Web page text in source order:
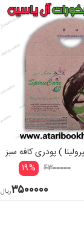
) پودری کافه سبز
۴۳۰۰۰۰۰ ۱۹%
۳۵۰۰۰۰۰ریال